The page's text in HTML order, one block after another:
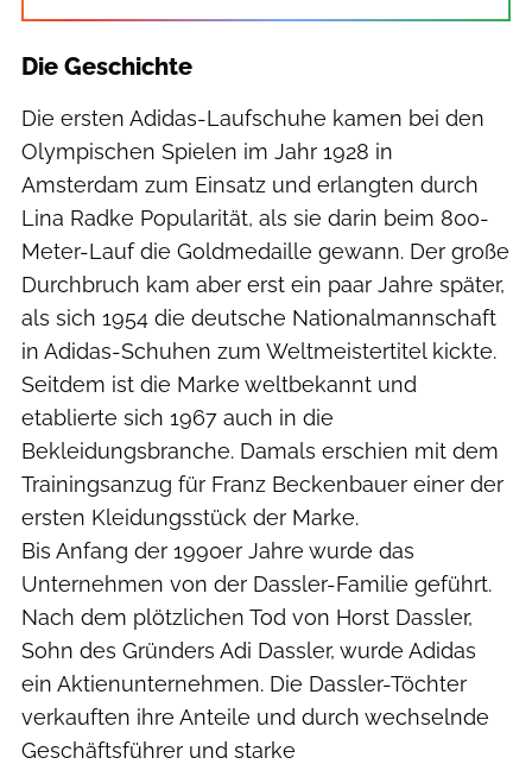
Die Geschichte
Die ersten Adidas-Laufschuhe kamen bei den
Olympischen Spielen im Jahr 1928 in
Amsterdam zum Einsatz und erlangten durch
Lina Radke Popularität, als sie darin beim 800-
Meter-Lauf die Goldmedaille gewann. Der große
Durchbruch kam aber erst ein paar Jahre später,
als sich 1954 die deutsche Nationalmannschaft
in Adidas-Schuhen zum Weltmeistertitel kickte.
Seitdem ist die Marke weltbekannt und
etablierte sich 1967 auch in die
Bekleidungsbranche. Damals erschien mit dem
Trainingsanzug für Franz Beckenbauer einer der
ersten Kleidungsstück der Marke.
Bis Anfang der 1990er Jahre wurde das
Unternehmen von der Dassler-Familie geführt.
Nach dem plötzlichen Tod von Horst Dassler,
Sohn des Gründers Adi Dassler, wurde Adidas
ein Aktienunternehmen. Die Dassler-Töchter
verkauften ihre Anteile und durch wechselnde
Geschäftsführer und starke